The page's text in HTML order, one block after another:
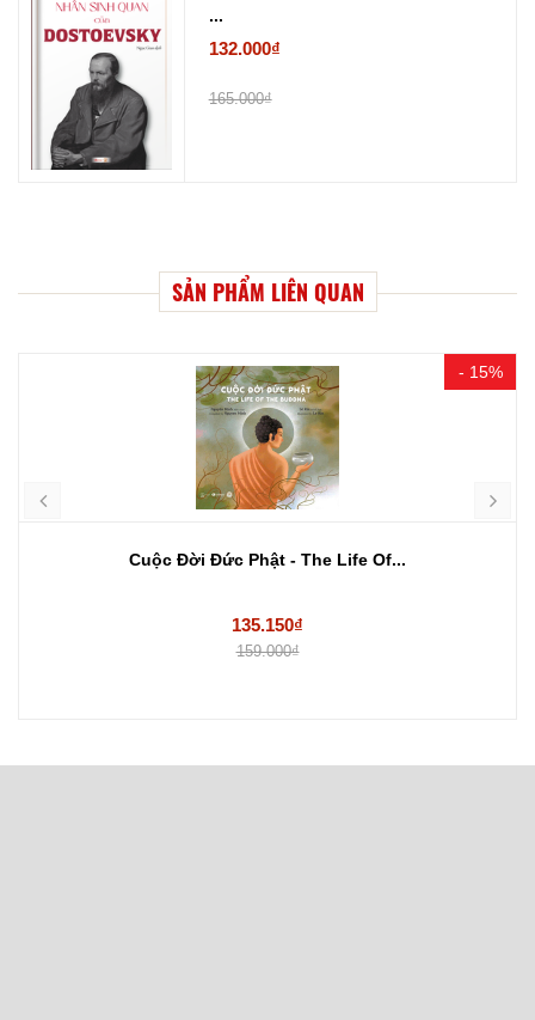
...
132.000₫
165.000₫
SẢN PHẨM LIÊN QUAN
- 15%
Cuộc Đời Đức Phật - The Life Of...
135.150₫
159.000₫